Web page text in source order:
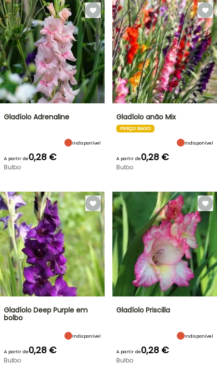
Gladíolo Adrenaline
Indisponível
A partir de0,28 €
Bulbo
Gladíolo anão Mix
PREÇO BAIXO
Indisponível
A partir de0,28 €
Bulbo
Gladíolo Deep Purple em
bolbo
Indisponível
A partir de0,28 €
Bulbo
Gladíolo Priscilla
Indisponível
A partir de0,28 €
Bulbo